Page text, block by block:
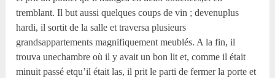
tremblant. Il but aussi quelques coups de vin ; devenuplus
hardi, il sortit de la salle et traversa plusieurs
grandsappartements magnifiquement meublés. A la fin, il
trouva unechambre où il y avait un bon lit et, comme il était
minuit passé etqu’il était las, il prit le parti de fermer la porte et